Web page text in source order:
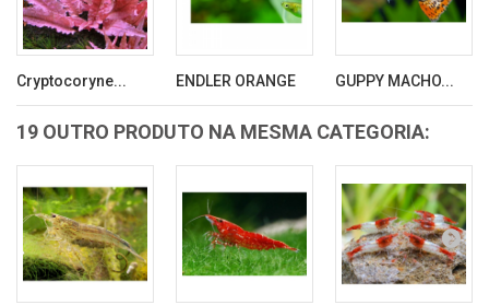
Cryptocoryne... ENDLER ORANGE GUPPY MACHO...
19 OUTRO PRODUTO NA MESMA CATEGORIA: